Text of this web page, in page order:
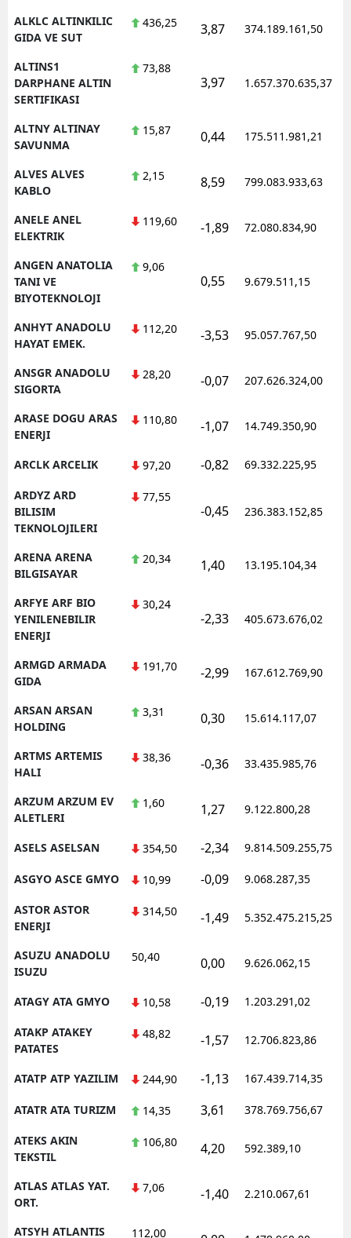
ALKLC ALTINKILIC
GIDA VE SUT
436,25 3,87 374.189.161,50
ALTINS1
DARPHANE ALTIN
SERTIFIKASI
73,88
3,97 1.657.370.635,37
ALTNY ALTINAY
SAVUNMA
15,87 0,44 175.511.981,21
ALVES ALVES
KABLO
2,15 8,59 799.083.933,63
ANELE ANEL
ELEKTRIK
119,60 -1,89 72.080.834,90
ANGEN ANATOLIA
TANI VE
BIYOTEKNOLOJI
9,06
0,55 9.679.511,15
ANHYT ANADOLU
HAYAT EMEK.
112,20 -3,53 95.057.767,50
ANSGR ANADOLU
SIGORTA
28,20 -0,07 207.626.324,00
ARASE DOGU ARAS
ENERJI
110,80 -1,07 14.749.350,90
ARCLK ARCELIK 97,20 -0,82 69.332.225,95
ARDYZ ARD
BILISIM
TEKNOLOJILERI
77,55
-0,45 236.383.152,85
ARENA ARENA
BILGISAYAR
20,34 1,40 13.195.104,34
ARFYE ARF BIO
YENILENEBILIR
ENERJI
30,24
-2,33 405.673.676,02
ARMGD ARMADA
GIDA
191,70 -2,99 167.612.769,90
ARSAN ARSAN
HOLDING
3,31 0,30 15.614.117,07
ARTMS ARTEMIS
HALI
38,36 -0,36 33.435.985,76
ARZUM ARZUM EV
ALETLERI
1,60 1,27 9.122.800,28
ASELS ASELSAN 354,50 -2,34 9.814.509.255,75
ASGYO ASCE GMYO 10,99 -0,09 9.068.287,35
ASTOR ASTOR
ENERJI
314,50 -1,49 5.352.475.215,25
ASUZU ANADOLU
ISUZU
50,40 0,00 9.626.062,15
ATAGY ATA GMYO 10,58 -0,19 1.203.291,02
ATAKP ATAKEY
PATATES
48,82 -1,57 12.706.823,86
ATATP ATP YAZILIM 244,90 -1,13 167.439.714,35
ATATR ATA TURIZM 14,35 3,61 378.769.756,67
ATEKS AKIN
TEKSTIL
106,80 4,20 592.389,10
ATLAS ATLAS YAT.
ORT.
7,06 -1,40 2.210.067,61
ATSYH ATLANTIS 112,00